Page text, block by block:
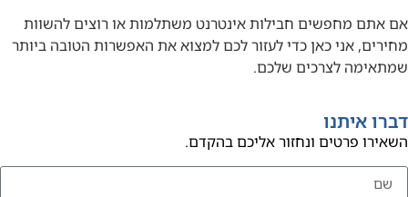
אם אתם מחפשים חבילות אינטרנט משתלמות או רוצים להשוות
מחירים, אני כאן כדי לעזור לכם למצוא את האפשרות הטובה ביותר
שמתאימה לצרכים שלכם.
דברו איתנו
השאירו פרטים ונחזור אליכם בהקדם.